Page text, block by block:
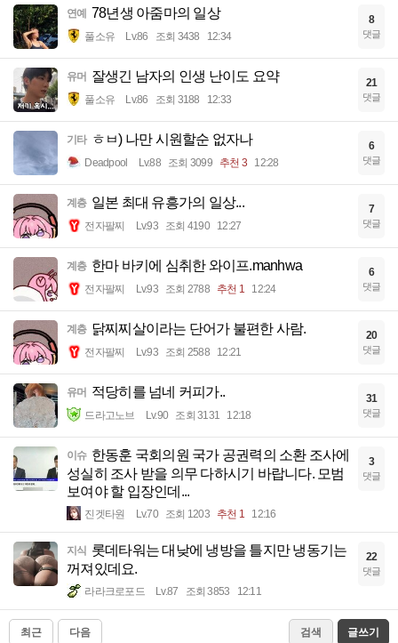
연예 78년생 아줌마의 일상
풀소유 Lv.86 조회 3438 12:34
8
댓글
유머 잘생긴 남자의 인생 난이도 요약
풀소유 Lv.86 조회 3188 12:33
21
댓글
기타 ㅎㅂ) 나만 시원할순 없자나
Deadpool Lv.88 조회 3099 추천 3 12:28
6
댓글
계층 일본 최대 유흥가의 일상...
전자팔찌 Lv.93 조회 4190 12:27
7
댓글
계층 한마 바키에 심취한 와이프.manhwa
전자팔찌 Lv.93 조회 2788 추천 1 12:24
6
댓글
계층 닭찌찌살이라는 단어가 불편한 사람.
전자팔찌 Lv.93 조회 2588 12:21
20
댓글
유머 적당히를 넘네 커피가..
드라고노브 Lv.90 조회 3131 12:18
31
댓글
이슈 한동훈 국회의원 국가 공권력의 소환 조사에
성실히 조사 받을 의무 다하시기 바랍니다. 모범
보여야 할 입장인데...
진겟타원 Lv.70 조회 1203 추천 1 12:16
3
댓글
지식
롯데타워는 대낮에 냉방을 틀지만 냉동기는
꺼져있데요.
라라크로포드 Lv.87 조회 3853 12:11
22
댓글
최근 다음 검색 글쓰기